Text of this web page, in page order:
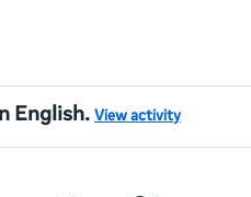
English. View activity